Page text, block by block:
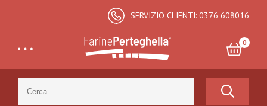
SERVIZIO CLIENTI: 0376 608016
0
Search
for: